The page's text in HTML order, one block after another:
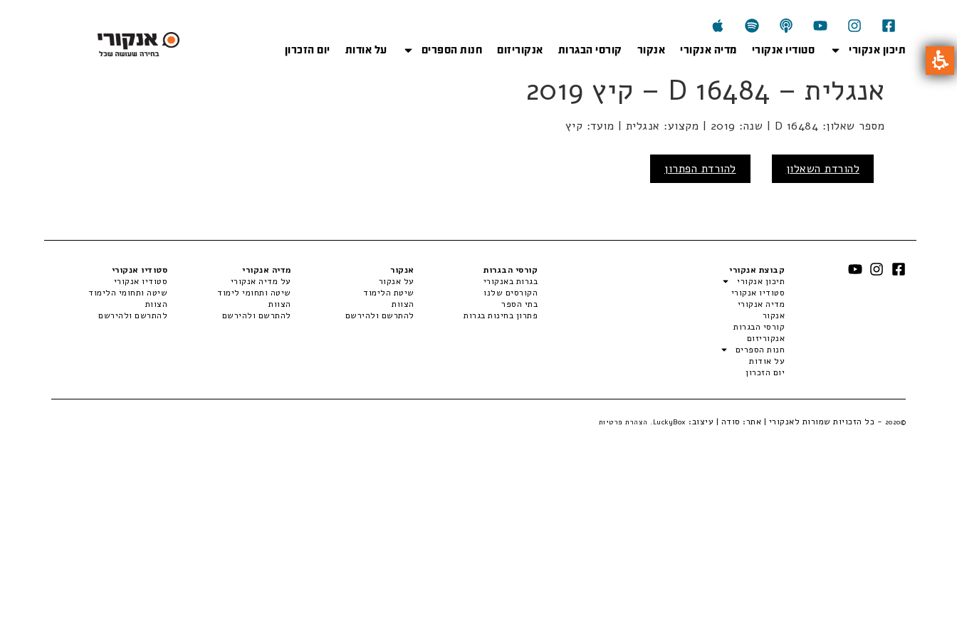
תיכון אנקורי סטודיו אנקורי מדיה אנקורי אנקור קורסי הבגרות אנקוריזום חנות הספרים על אודות יום הזכרון
אנגלית – D 16484 – קיץ 2019
מספר שאלון: D 16484 | שנה: 2019 | מקצוע: אנגלית | מועד: קיץ
להורדת השאלון להורדת הפתרון
קבוצת אנקורי
תיכון אנקורי
סטודיו אנקורי
מדיה אנקורי
אנקור
קורסי הבגרות
אנקוריזום
חנות הספרים
על אודות
יום הזכרון
קורסי הבגרות
בגרות באנקורי
הקורסים שלנו
בתי הספר
פתרון בחינות בגרות
אנקור
על אנקור
שיטת הלימוד
הצוות
להתרשם ולהירשם
מדיה אנקורי
על מדיה אנקורי
שיטה ותחומי לימוד
הצוות
להתרשם ולהירשם
סטודיו אנקורי
סטודיו אנקורי
שיטה ותחומי הלימוד
הצוות
להתרשם ולהירשם
©2020 - כל הזכויות שמורות לאנקורי | אתר: סודה | עיצוב: LuckyBox. הצהרת פרטיות